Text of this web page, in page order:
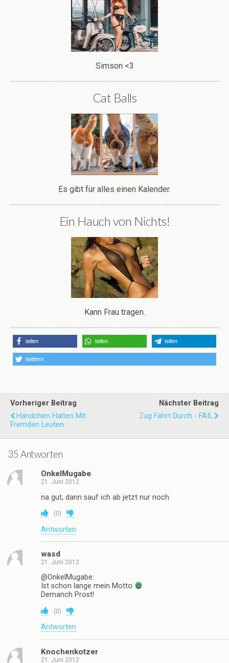
Funktioniert auch bei Hunden
Aber natürlich auch beim Menschen.
Prima Weihnachtsgeschenk für alle.
Warum sollte das auch nicht
funktionieren?
Wassersparen ganz einfach!
Starke Mopeds und heiße Kurven
Es gibt für alles einen Kalender.
Ein Hauch von Nichts!
teilen